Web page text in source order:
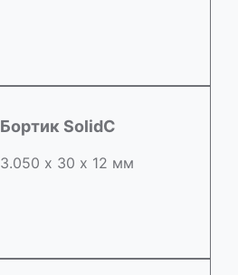
Бортик SolidC
3.050 х 30 х 12 мм